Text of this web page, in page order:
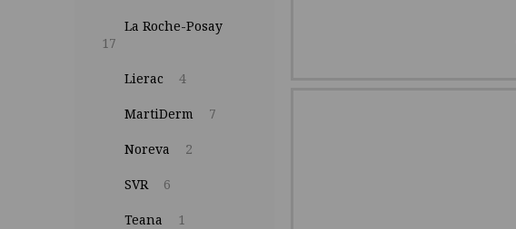
La Roche-Posay
17
Lierac 4
MartiDerm 7
Noreva 2
SVR 6
Teana 1